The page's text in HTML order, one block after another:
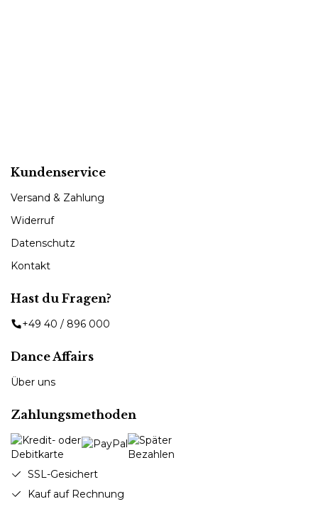
Kundenservice
Versand & Zahlung
Widerruf
Datenschutz
Kontakt
Hast du Fragen?
+49 40 / 896 000
Dance Affairs
Über uns
Zahlungsmethoden
SSL-Gesichert
Kauf auf Rechnung